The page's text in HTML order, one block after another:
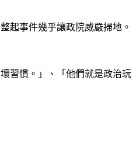
起事件幾乎讓政院威嚴掃地。
習慣。」、「他們就是政治玩